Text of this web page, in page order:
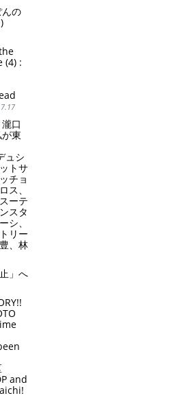
の
(4) :
口
東
ュシ
トサ
チョ
ス、
ーテ
スタ
シ、
リー
、林
」へ
and